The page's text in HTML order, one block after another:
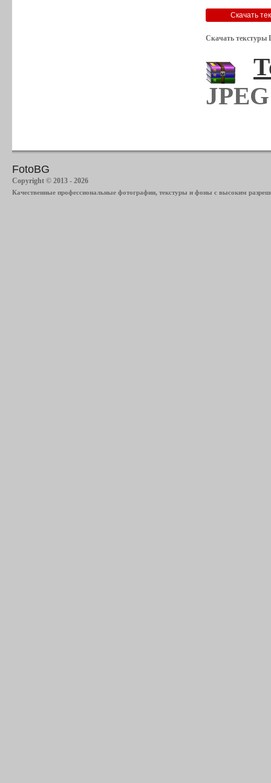
Скачать текстуры
FotoBG
Copyright © 2013 - 2026
Качественные профессиональные фотографии, текстуры и фоны с высоким